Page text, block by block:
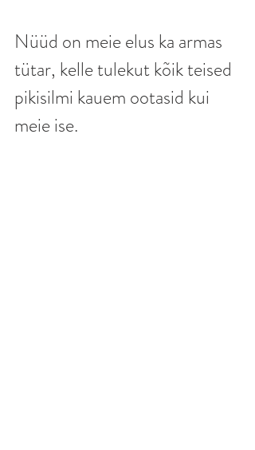
Nüüd on meie elus ka armas
tütar, kelle tulekut kõik teised
pikisilmi kauem ootasid kui
meie ise.